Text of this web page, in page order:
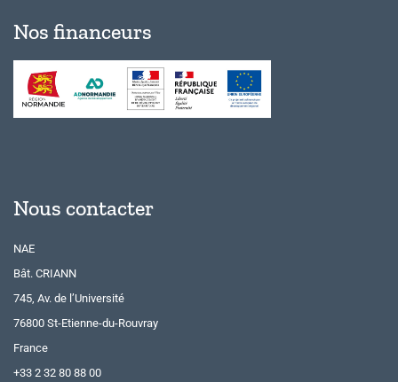
Nos financeurs
Nous contacter
NAE
Bât. CRIANN
745, Av. de l’Université
76800 St-Etienne-du-Rouvray
France
+33 2 32 80 88 00